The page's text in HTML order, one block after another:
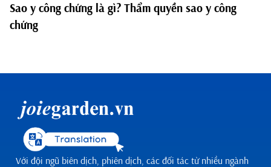
Sao y công chứng là gì? Thẩm quyền sao y công
chứng
Với đội ngũ biên dịch, phiên dịch, các đối tác từ nhiều ngành